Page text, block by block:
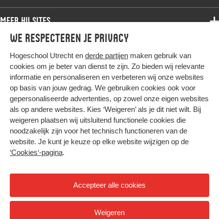
We respecteren je privacy
Hogeschool Utrecht en derde partijen maken gebruik van
cookies om je beter van dienst te zijn. Zo bieden wij relevante
informatie en personaliseren en verbeteren wij onze websites
op basis van jouw gedrag. We gebruiken cookies ook voor
gepersonaliseerde advertenties, op zowel onze eigen websites
als op andere websites. Kies ‘Weigeren’ als je dit niet wilt. Bij
weigeren plaatsen wij uitsluitend functionele cookies die
noodzakelijk zijn voor het technisch functioneren van de
website. Je kunt je keuze op elke website wijzigen op de
‘Cookies‘-pagina.
Accepteer alle cookies
Weigeren
Neemt u deel aan of werkt u op een andere manier mee aan
de HU wordt gedaan? En denkt u dat een onderzoeker zich
dan met uw vraag of klacht wenden tot de
Vertrouwenspersoon Wetenschappelijke Integriteit.
Bijvoorbeeld wanneer u vindt dat u niet respectvol bejegend
wordt, wanneer u denkt dat er sprake is van
belangenverstrengeling, of wanneer u om andere redenen
twijfelt aan de integriteit van het onderzoek of een
onderzoeker.
De vertrouwenspersoon gaat met u in gesprek en verkent met
u de mogelijkheden tot een minnelijke oplossing van de
Vertrouwenspersoon Wetenschappelijke Integriteit ook
informatie en advies over de procedure voor het indienen van
een officiële klacht bij de Commissie Wetenschappelijke
Werken bij de HU
Contact
Bachelor
Master
Studiekeuze voltijd
Associate degree
Bachelor
Master
Post-master
Studiekeuze deeltijd
Meer HU sites
HU International
HU Bibliotheek
HU Ontwikkelt
Duurzame HU
Intranet
Trajectum
Hier komt alles samen
Colofon
Privacy
Cookies
Nieuwsbrief
Hoog contrast